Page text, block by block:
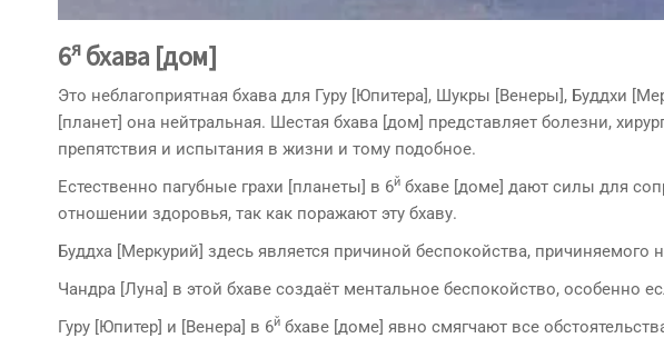
6ябхава [дом]
Это неблагоприятная бхава для Гуру [Юпитера], Шукры [Венеры], Буддхи
[планет] она нейтральная. Шестая бхава [дом] представляет болезни,
препятствия и испытания в жизни и тому подобное.
Естественно пагубные грахи [планеты] в 6й бхаве [доме] дают силы для
отношении здоровья, так как поражают эту бхаву.
Буддха [Меркурий] здесь является причиной бес­покойства, причиняемого
Чандра [Луна] в этой бхаве создаёт ментальное беспокойство, особенно
Гуру [Юпитер] и [Венера] в 6й бхаве [доме] явно смягчают все